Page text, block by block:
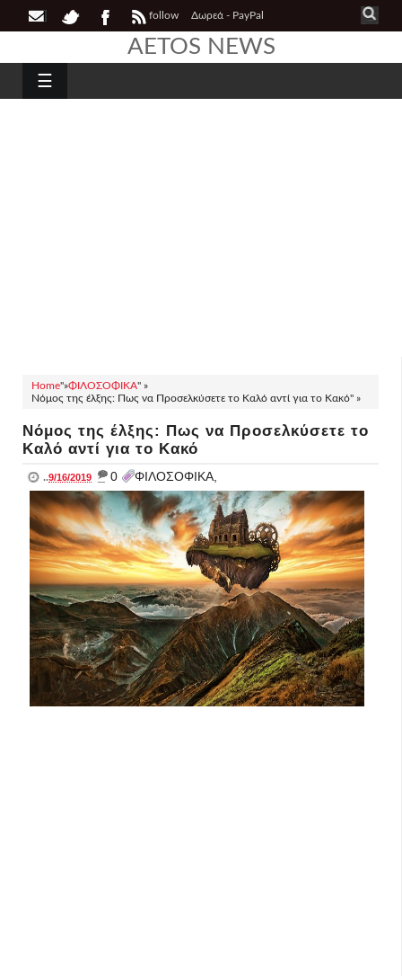
follow Δωρεά - PayPal
AETOS NEWS
☰
Home"»ΦΙΛΟΣΟΦΙΚΑ" »
Νόμος της έλξης: Πως να Προσελκύσετε το Καλό αντί για το Κακό" »
Νόμος της έλξης: Πως να Προσελκύσετε το
Καλό αντί για το Κακό
..9/16/2019 _ 0 ΦΙΛΟΣΟΦΙΚΑ,